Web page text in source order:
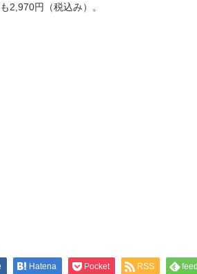
2,970円（税込み）。
Hatena Pocket RSS